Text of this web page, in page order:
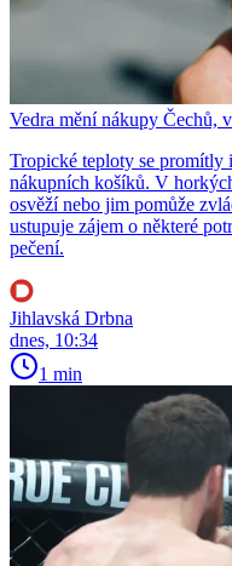
Vedra mění nákupy Čechů,
Tropické teploty se
nákupních košíků. V
osvěží nebo jim pomůže
ustupuje zájem o některé
pečení.
Jihlavská Drbna
dnes, 10:34
1 min